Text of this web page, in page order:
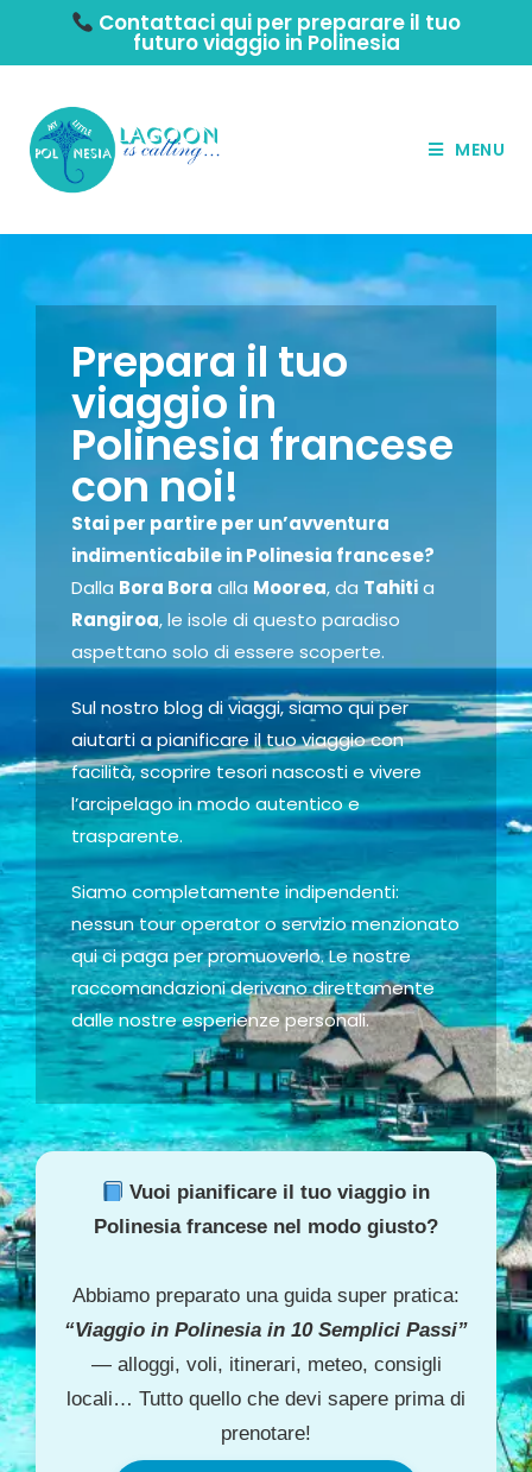
Contattaci qui per preparare il tuo
futuro viaggio in Polinesia
MENU
Prepara il tuo
viaggio in
Polinesia francese
con noi!
Stai per partire per un’avventura
indimenticabile in Polinesia francese?
Dalla Bora Bora alla Moorea, da Tahitia
Rangiroa, le isole di questo paradiso
aspettano solo di essere scoperte.
Sul nostro blog di viaggi, siamo qui per
aiutarti a pianificare il tuo viaggio con
facilità, scoprire tesori nascosti e vivere
l’arcipelago in modo autentico e
trasparente.
Siamo completamente indipendenti:
nessun tour operator o servizio menzionato
qui ci paga per promuoverlo. Le nostre
raccomandazioni derivano direttamente
dalle nostre esperienze personali.
Vuoi pianificare il tuo viaggio in
Polinesia francese nel modo giusto?
Abbiamo preparato una guida super pratica:
“Viaggio in Polinesia in 10 Semplici Passi”
— alloggi, voli, itinerari, meteo, consigli
locali… Tutto quello che devi sapere prima di
prenotare!